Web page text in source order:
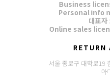
Business
Personal info
대표자
Online sales
RETURN
서울 종로구 대학로19
아